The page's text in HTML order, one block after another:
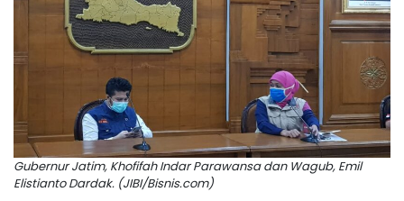
Gubernur Jatim, Khofifah Indar Parawansa dan Wagub, Emil
Elistianto Dardak. (JIBI/Bisnis.com)